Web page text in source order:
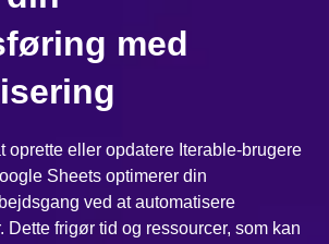
med
oprette eller opdatere Iterable-brugere
Sheets optimerer din
ved at automatisere
Dette frigør tid og ressourcer, som kan